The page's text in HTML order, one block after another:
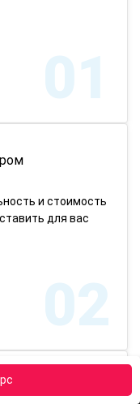
01
и стоимость
для вас
02